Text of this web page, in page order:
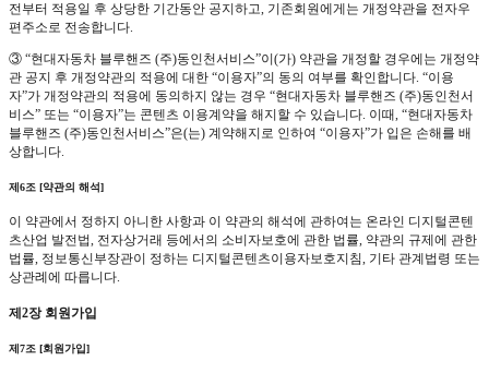
전부터 적용일 후 상당한 기간동안 공지하고, 기존회원에게는 개정약관을 전자우
편주소로 전송합니다.
③ “현대자동차 블루핸즈 (주)동인천서비스”이(가) 약관을 개정할 경우에는 개정약
관 공지 후 개정약관의 적용에 대한 “이용자”의 동의 여부를 확인합니다. “이용
자”가 개정약관의 적용에 동의하지 않는 경우 “현대자동차 블루핸즈 (주)동인천서
비스” 또는 “이용자”는 콘텐츠 이용계약을 해지할 수 있습니다. 이때, “현대자동차
블루핸즈 (주)동인천서비스”은(는) 계약해지로 인하여 “이용자”가 입은 손해를 배
상합니다.
제6조 [약관의 해석]
이 약관에서 정하지 아니한 사항과 이 약관의 해석에 관하여는 온라인 디지털콘텐
츠산업 발전법, 전자상거래 등에서의 소비자보호에 관한 법률, 약관의 규제에 관한
법률, 정보통신부장관이 정하는 디지털콘텐츠이용자보호지침, 기타 관계법령 또는
상관례에 따릅니다.
제2장 회원가입
제7조 [회원가입]